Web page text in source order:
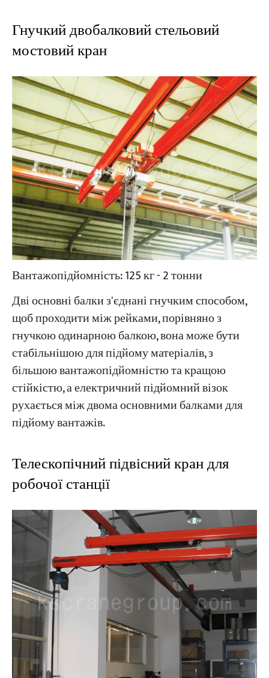
Гнучкий двобалковий стельовий
мостовий кран
Вантажопідйомність: 125 кг - 2 тонни
Дві основні балки з'єднані гнучким способом,
щоб проходити між рейками, порівняно з
гнучкою одинарною балкою, вона може бути
стабільнішою для підйому матеріалів, з
більшою вантажопідйомністю та кращою
стійкістю, а електричний підйомний візок
рухається між двома основними балками для
підйому вантажів.
Телескопічний підвісний кран для
робочої станції